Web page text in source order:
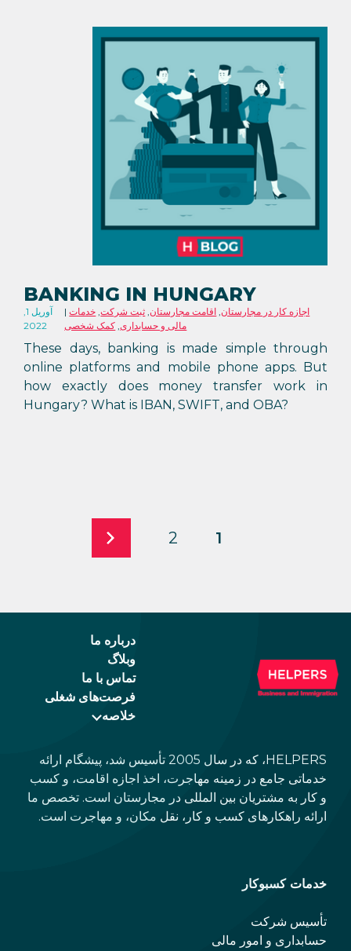
BANKING IN HUNGARY
آوریل 1,
2022
اجازه کار در مجارستان, اقامت مجارستان, ثبت شرکت, خدمات
مالی و حسابداری, کمک شخصی
These days, banking is made simple through
online platforms and mobile phone apps. But
how exactly does money transfer work in
Hungary? What is IBAN, SWIFT, and OBA?
1
2
درباره ما
وبلاگ
تماس با ما
فرصت‌های شغلی
خلاصه
HELPERS، که در سال 2005 تأسیس شد، پیشگام ارائه
خدماتی جامع در زمینه مهاجرت، اخذ اجازه اقامت، و کسب
و کار به مشتریان بین المللی در مجارستان است. تخصص ما
ارائه راهکارهای کسب و کار، نقل مکان، و مهاجرت است.
خدمات کسبوکار
تأسیس شرکت
حسابداری و امور مالی